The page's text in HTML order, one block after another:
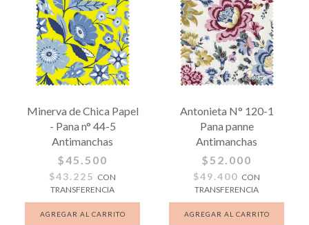
Minerva de Chica Papel
- Pana n° 44-5
Antimanchas
$45.500
$43.225 CON
TRANSFERENCIA
Antonieta N° 120-1
Pana panne
Antimanchas
$52.000
$49.400 CON
TRANSFERENCIA